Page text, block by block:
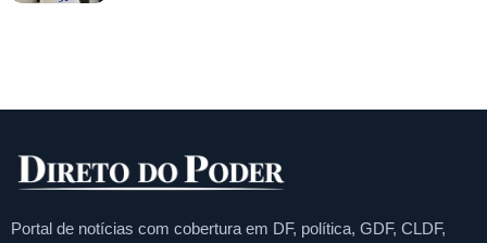
Portal de notícias com cobertura em DF, política, GDF, CLDF,